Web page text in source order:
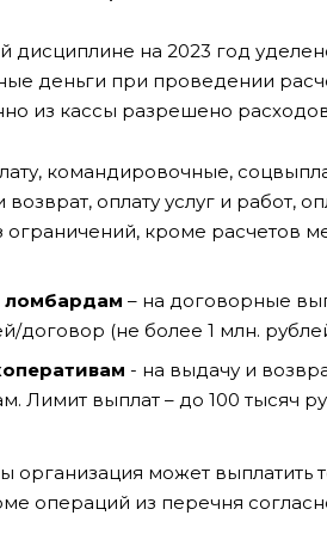
на 2023 год
деньги при проведении
из кассы разрешено
командировочные,
оплату услуг и работ,
кроме расчетов
ломбардам – на договорные
договор (не более 1 млн.
- на выдачу и
Лимит выплат – до 100 тысяч
может выплатить
операций из перечня